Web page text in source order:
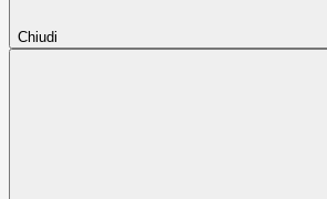
Chiudi